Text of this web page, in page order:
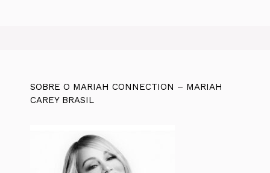
SOBRE O MARIAH CONNECTION – MARIAH
CAREY BRASIL